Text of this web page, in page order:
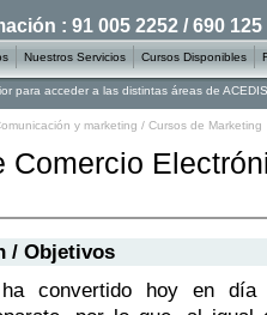
y marketing / Cursos de Marketing
Comercio
/ Objetivos
ha convertido hoy en
: 91 005 2252 / 690 125
Nuestros Servicios Cursos Disponibles
para acceder a las distintas áreas de